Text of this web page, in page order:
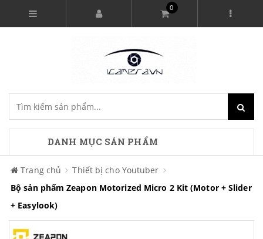
0
DANH MỤC SẢN PHẨM
Trang chủ
Thiết bị cho Youtuber
Bộ sản phẩm Zeapon Motorized Micro 2 Kit (Motor + Slider
+ Easylook)